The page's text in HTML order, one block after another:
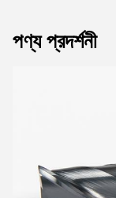
পণ্য প্রদর্শনী